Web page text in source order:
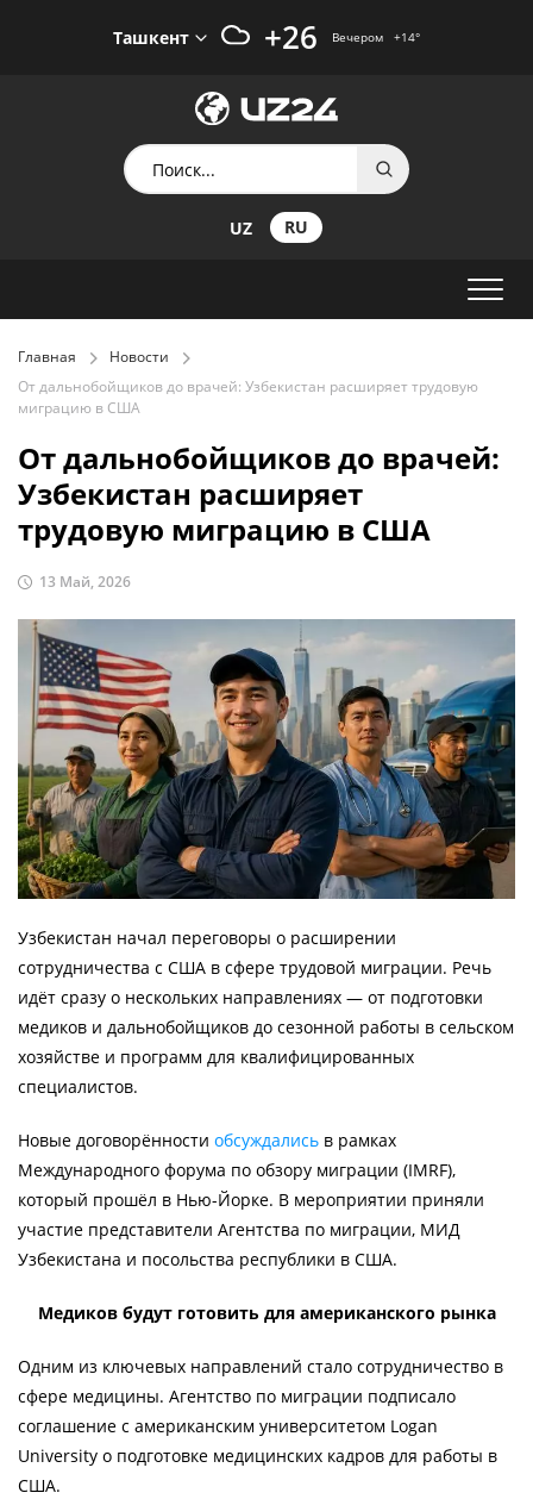
Ташкент +26 Вечером +14°
UZ RU
Главная
Новости
От дальнобойщиков до врачей: Узбекистан расширяет трудовую
миграцию в США
От дальнобойщиков до врачей:
Узбекистан расширяет
трудовую миграцию в США
13 Май, 2026
Узбекистан начал переговоры о расширении
сотрудничества с США в сфере трудовой миграции. Речь
идёт сразу о нескольких направлениях — от подготовки
медиков и дальнобойщиков до сезонной работы в сельском
хозяйстве и программ для квалифицированных
специалистов.
Новые договорённости обсуждались в рамках
Международного форума по обзору миграции (IMRF),
который прошёл в Нью-Йорке. В мероприятии приняли
участие представители Агентства по миграции, МИД
Узбекистана и посольства республики в США.
Медиков будут готовить для американского рынка
Одним из ключевых направлений стало сотрудничество в
сфере медицины. Агентство по миграции подписало
соглашение с американским университетом Logan
University о подготовке медицинских кадров для работы в
США.